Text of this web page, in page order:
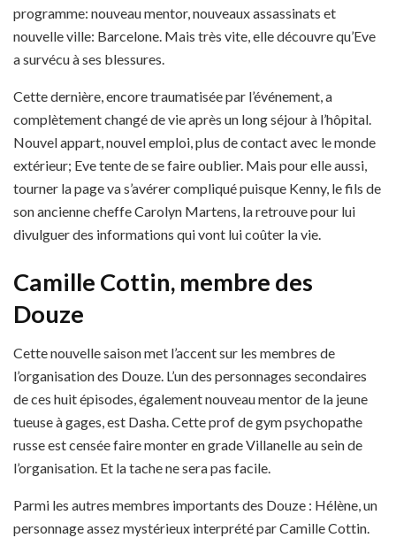
programme: nouveau mentor, nouveaux assassinats et
nouvelle ville: Barcelone. Mais très vite, elle découvre qu’Eve
a survécu à ses blessures.
Cette dernière, encore traumatisée par l’événement, a
complètement changé de vie après un long séjour à l’hôpital.
Nouvel appart, nouvel emploi, plus de contact avec le monde
extérieur; Eve tente de se faire oublier. Mais pour elle aussi,
tourner la page va s’avérer compliqué puisque Kenny, le fils de
son ancienne cheffe Carolyn Martens, la retrouve pour lui
divulguer des informations qui vont lui coûter la vie.
Camille Cottin, membre des
Douze
Cette nouvelle saison met l’accent sur les membres de
l’organisation des Douze. L’un des personnages secondaires
de ces huit épisodes, également nouveau mentor de la jeune
tueuse à gages, est Dasha. Cette prof de gym psychopathe
russe est censée faire monter en grade Villanelle au sein de
l’organisation. Et la tache ne sera pas facile.
Parmi les autres membres importants des Douze : Hélène, un
personnage assez mystérieux interprété par Camille Cottin.